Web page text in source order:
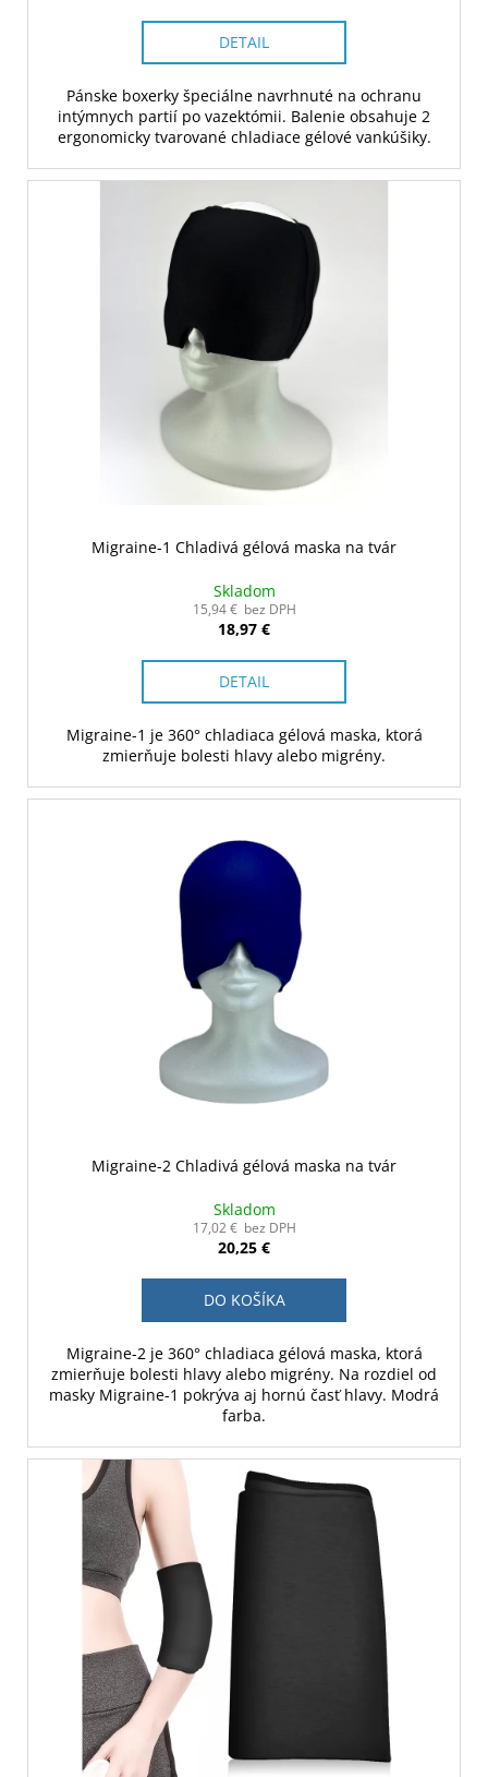
DETAIL
Pánske boxerky špeciálne navrhnuté na ochranu
intýmnych partií po vazektómii. Balenie obsahuje 2
ergonomicky tvarované chladiace gélové vankúšiky.
Migraine-1 Chladivá gélová maska na tvár
Skladom
15,94 € bez DPH
18,97 €
DETAIL
Migraine-1 je 360° chladiaca gélová maska, ktorá
zmierňuje bolesti hlavy alebo migrény.
Migraine-2 Chladivá gélová maska na tvár
Skladom
17,02 € bez DPH
20,25 €
DO KOŠÍKA
Migraine-2 je 360° chladiaca gélová maska, ktorá
zmierňuje bolesti hlavy alebo migrény. Na rozdiel od
masky Migraine-1 pokrýva aj hornú časť hlavy. Modrá
farba.